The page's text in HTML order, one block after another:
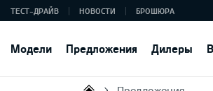
Модели Предложения Дилеры
ТЕСТ-ДРАЙВ НОВОСТИ БРОШЮРА